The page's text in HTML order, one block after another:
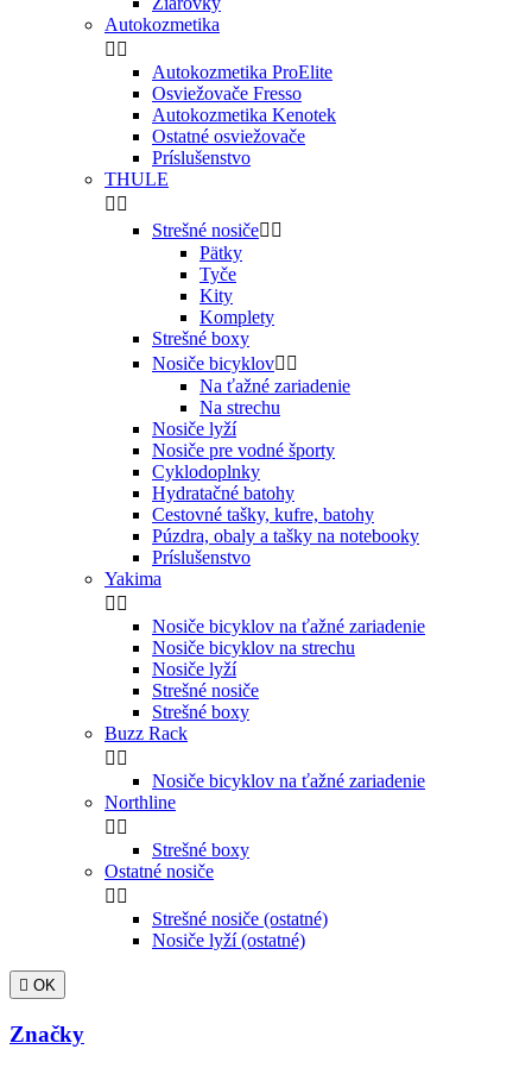
Autokozmetika
 
Autokozmetika ProElite
Osviežovače Fresso
Autokozmetika Kenotek
Ostatné osviežovače
Príslušenstvo
THULE
 
Strešné nosiče 
Pätky
Tyče
Kity
Komplety
Strešné boxy
Nosiče bicyklov 
Na ťažné zariadenie
Na strechu
Nosiče lyží
Nosiče pre vodné športy
Cyklodoplnky
Hydratačné batohy
Cestovné tašky, kufre, batohy
Púzdra, obaly a tašky na notebooky
Príslušenstvo
Yakima
 
Nosiče bicyklov na ťažné zariadenie
Nosiče bicyklov na strechu
Nosiče lyží
Strešné nosiče
Strešné boxy
Buzz Rack
 
Nosiče bicyklov na ťažné zariadenie
Northline
 
Strešné boxy
Ostatné nosiče
 
Strešné nosiče (ostatné)
Nosiče lyží (ostatné)
 OK
Značky